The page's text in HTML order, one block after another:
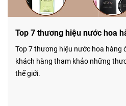
Top 7 thương hiệu nước hoa
Top 7 thương hiệu nước hoa hàng
khách hàng tham khảo những
thế giới.